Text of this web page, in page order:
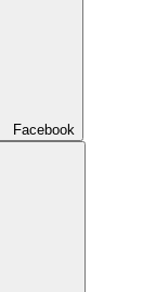
Facebook